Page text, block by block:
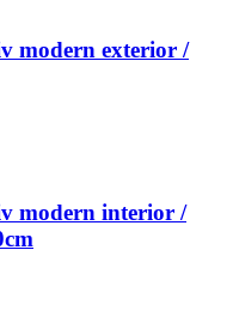
modern exterior /
modern interior /